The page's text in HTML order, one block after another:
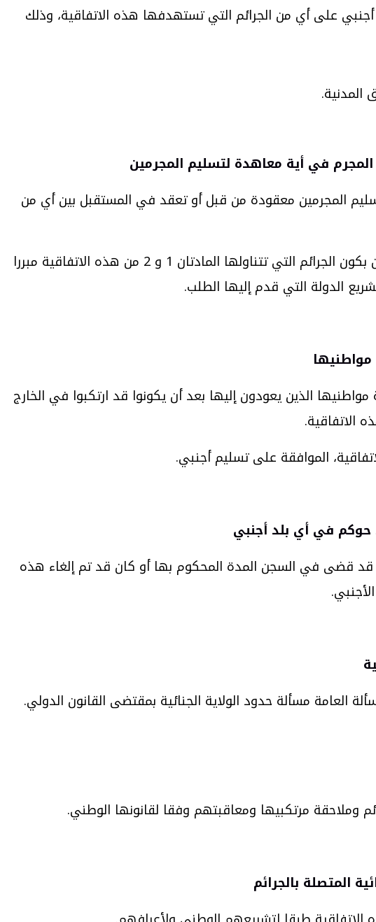
على أي من الجرائم التي تستهدفها هذه الاتفاقية، وذلك
المدنية.
في أية معاهدة لتسليم المجرمين معقودة من قبل أو تعقد في المستقبل بين أي من
أما أطراف هذه الاتفاقية الذين لا يعلقون تسليم المجرمين على شرط وجود معاهدة فيعترفون بعد الآن بكون الجرائم التي تتناولها المادتان 1 و 2 من هذه الاتفاقية مبررا
الدولة التي قدم إليها الطلب.
الذين يعودون إليها بعد أن يكونوا قد ارتكبوا في الخارج
الموافقة على تسليم أجنبي.
إدانته، قد قضى في السجن المدة المحكوم بها أو كان قد تم إلغاء هذه
مسألة حدود الولاية الجنائية بمقتضى القانون الدولي.
وملاحقة مرتكبيها ومعاقبتهم وفقا لقانونها الوطني.
المتصلة بالجرائم